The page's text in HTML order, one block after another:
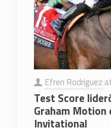
Efren Rodriguez
Test Score
Graham Motion
Invitational